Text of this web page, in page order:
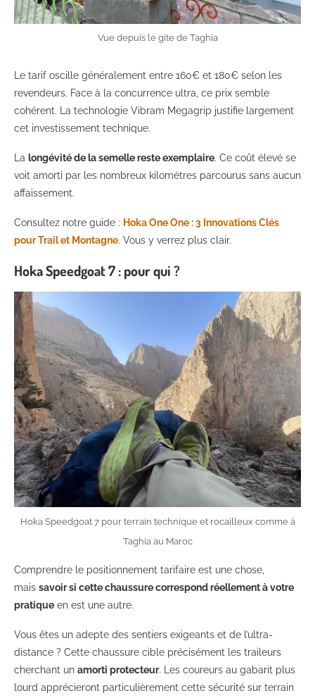
Vue depuis le gite de Taghia
Le tarif oscille généralement entre 160€ et 180€ selon les
revendeurs. Face à la concurrence ultra, ce prix semble
cohérent. La technologie Vibram Megagrip justifie largement
cet investissement technique.
La longévité de la semelle reste exemplaire. Ce coût élevé se
voit amorti par les nombreux kilomètres parcourus sans aucun
affaissement.
Consultez notre guide : Hoka One One : 3 Innovations Clés
pour Trail et Montagne. Vous y verrez plus clair.
Hoka Speedgoat 7 : pour qui ?
Hoka Speedgoat 7 pour terrain technique et rocailleux comme à
Taghia au Maroc
Comprendre le positionnement tarifaire est une chose,
mais savoir si cette chaussure correspond réellement à votre
pratique en est une autre.
Vous êtes un adepte des sentiers exigeants et de l’ultra-
distance ? Cette chaussure cible précisément les traileurs
cherchant un amorti protecteur. Les coureurs au gabarit plus
lourd apprécieront particulièrement cette sécurité sur terrain